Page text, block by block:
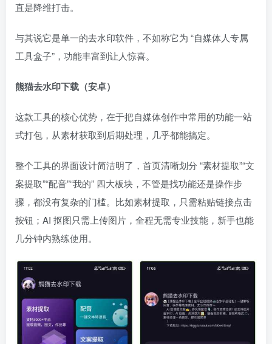
直是降维打击。
与其说它是单一的去水印软件，不如称它为 “自媒体人专属
工具盒子”，功能丰富到让人惊喜。
熊猫去水印下载（安卓）
这款工具的核心优势，在于把自媒体创作中常用的功能一站
式打包，从素材获取到后期处理，几乎都能搞定。
整个工具的界面设计简洁明了，首页清晰划分 “素材提取”“文
案提取”“配音”“我的” 四大板块，不管是找功能还是操作步
骤，都没有复杂的门槛。比如素材提取，只需粘贴链接点击
按钮；AI 抠图只需上传图片，全程无需专业技能，新手也能
几分钟内熟练使用。